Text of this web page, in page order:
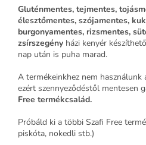
Gluténmentes, tejmentes,
élesztőmentes, szójamentes,
burgonyamentes, rizsmentes,
zsírszegény házi kenyér
nap után is puha marad.
A termékeinkhez nem
ezért szennyeződéstől mentesen
Free termékcsalád.
Próbáld ki a többi Szafi Free
piskóta, nokedli stb.)